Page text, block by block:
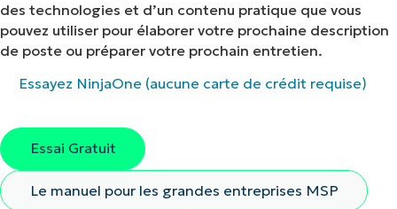
des technologies et d’un contenu pratique que vous
pouvez utiliser pour élaborer votre prochaine description
de poste ou préparer votre prochain entretien.
Essayez NinjaOne (aucune carte de crédit requise)
Essai Gratuit
Le manuel pour les grandes entreprises MSP